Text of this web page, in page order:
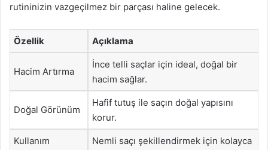
rutininizin vazgeçilmez bir parçası haline gelecek.
Özellik Açıklama
Hacim Artırma
İnce telli saçlar için ideal, doğal bir
hacim sağlar.
Doğal Görünüm
Hafif tutuş ile saçın doğal yapısını
korur.
Kullanım
Nemli saçı şekillendirmek için kolayca